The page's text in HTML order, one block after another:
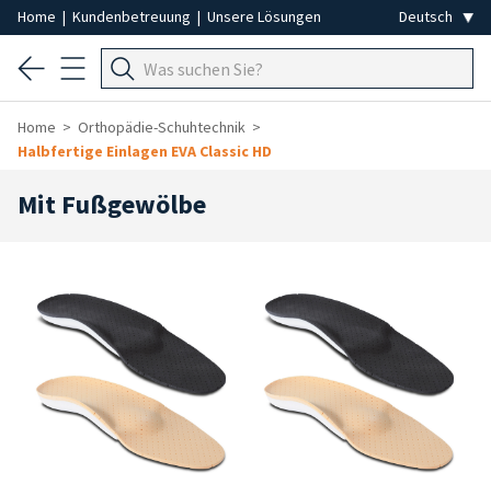
Home | Kundenbetreuung | Unsere Lösungen
Home
Orthopädie-Schuhtechnik
Halbfertige Einlagen EVA Classic HD
Mit Fußgewölbe